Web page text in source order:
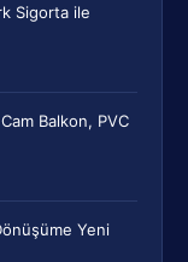
Sigorta ile
Balkon, PVC
Yeni